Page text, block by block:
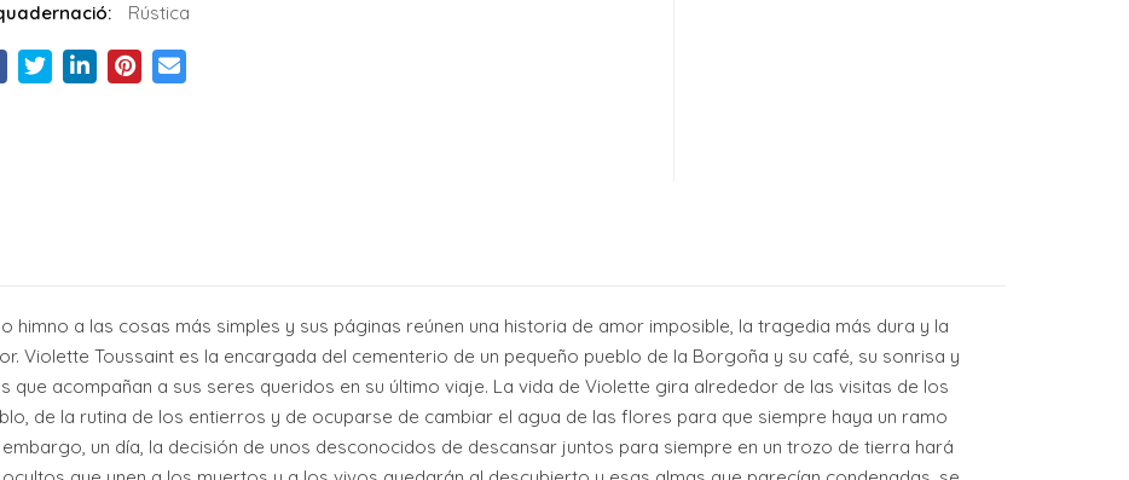
Rústica
himno a las cosas más simples y sus páginas reúnen una historia de amor imposible, la tragedia más dura y la
Violette Toussaint es la encargada del cementerio de un pequeño pueblo de la Borgoña y su café, su sonrisa y
acompañan a sus seres queridos en su último viaje. La vida de Violette gira alrededor de las visitas de los
de la rutina de los entierros y de ocuparse de cambiar el agua de las flores para que siempre haya un ramo
un día, la decisión de unos desconocidos de descansar juntos para siempre en un trozo de tierra hará